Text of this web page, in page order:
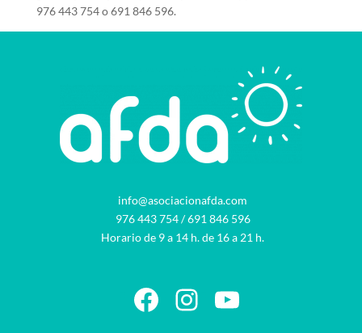
976 443 754 o 691 846 596.
info@asociacionafda.com
976 443 754/691 846 596
Horario de 9 a 14 h. de 16 a 21 h.
Facebook
Instagram
YouTube